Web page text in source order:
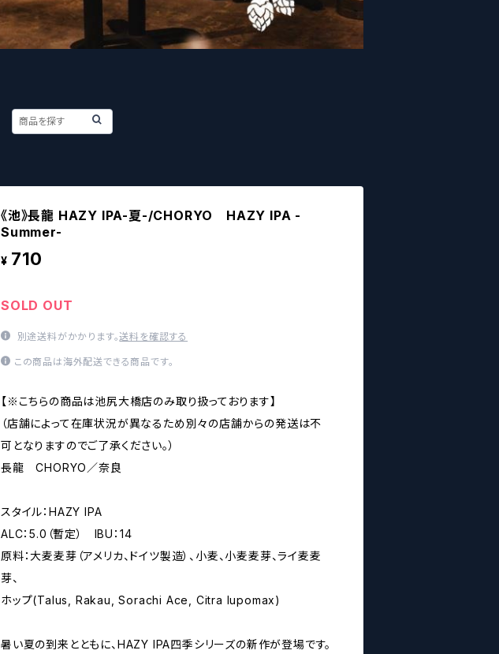
《池》長龍 HAZY IPA-夏-/CHORYO HAZY IPA -
Summer-
¥ 710
SOLD OUT
別途送料がかかります。送料を確認する
この商品は海外配送できる商品です。
【※こちらの商品は池尻大橋店のみ取り扱っております】
（店舗によって在庫状況が異なるため別々の店舗からの発送は不
可となりますのでご了承ください。）
長龍 CHORYO／奈良
スタイル：HAZY IPA
ALC：5.0（暫定） IBU：14
原料：大麦麦芽（アメリカ、ドイツ製造）、小麦、小麦麦芽、ライ麦麦
芽、
ホップ(Talus, Rakau, Sorachi Ace, Citra lupomax)
暑い夏の到来とともに、HAZY IPA四季シリーズの新作が登場です。